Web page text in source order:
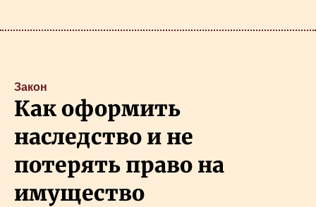
Закон
Как оформить
наследство и не
потерять право на
имущество